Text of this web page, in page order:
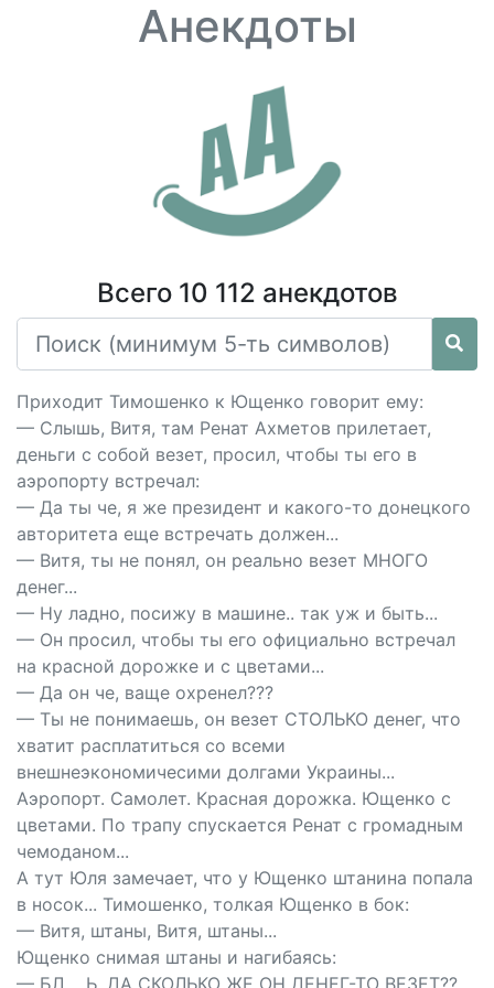
Анекдоты
Всего 10 112 анекдотов
Приходит Тимошенко к Ющенко говорит ему:
— Слышь, Витя, там Ренат Ахметов прилетает,
деньги с собой везет, просил, чтобы ты его в
аэропорту встречал:
— Да ты че, я же президент и какого-то донецкого
авторитета еще встречать должен...
— Витя, ты не понял, он реально везет МНОГО
денег...
— Ну ладно, посижу в машине.. так уж и быть...
— Он просил, чтобы ты его официально встречал
на красной дорожке и с цветами...
— Да он че, ваще охренел???
— Ты не понимаешь, он везет СТОЛЬКО денег, что
хватит расплатиться со всеми
внешнеэкономичесими долгами Украины...
Аэропорт. Самолет. Красная дорожка. Ющенко с
цветами. По трапу спускается Ренат с громадным
чемоданом...
А тут Юля замечает, что у Ющенко штанина попала
в носок... Тимошенко, толкая Ющенко в бок:
— Витя, штаны, Витя, штаны...
Ющенко снимая штаны и нагибаясь:
— БЛ.....Ь, ДА СКОЛЬКО ЖЕ ОН ДЕНЕГ-ТО ВЕЗЕТ??